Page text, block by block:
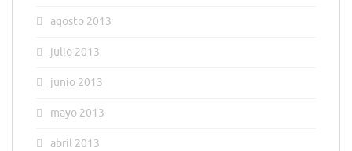
agosto 2013
julio 2013
junio 2013
mayo 2013
abril 2013